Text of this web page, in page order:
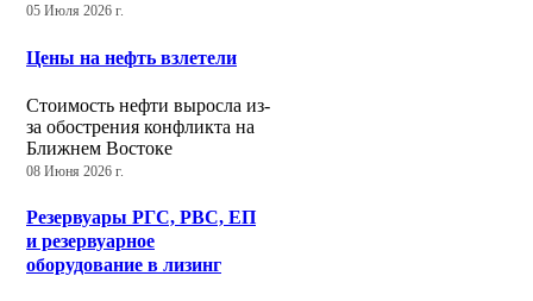
05 Июля 2026 г.
Цены на нефть взлетели
Стоимость нефти выросла из-
за обострения конфликта на
Ближнем Востоке
08 Июня 2026 г.
Резервуары РГС, РВС, ЕП
и резервуарное
оборудование в лизинг